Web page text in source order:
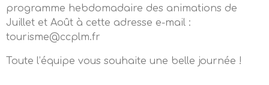
programme hebdomadaire des animations de
Juillet et Août à cette adresse e-mail :
tourisme@ccplm.fr
Toute l’équipe vous souhaite une belle journée !